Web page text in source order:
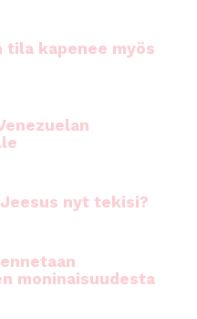
tila kapenee myös
nyt tekisi?
moninaisuudesta